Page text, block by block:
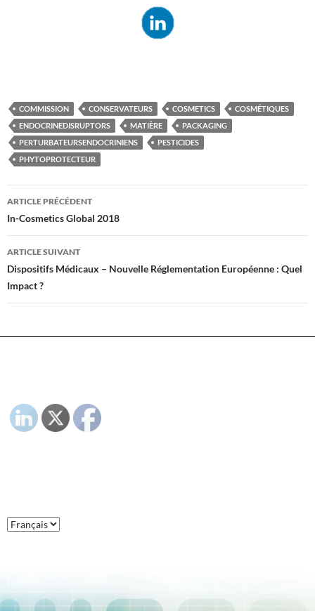
COMMISSION CONSERVATEURS COSMETICS
COSMÉTIQUES
ENDOCRINEDISRUPTORS
MATIÈRE
PACKAGING
PERTURBATEURSENDOCRINIENS
PESTICIDES
PHYTOPROTECTEUR
Navigation
des
articles
ARTICLE PRÉCÉDENT
In-Cosmetics Global 2018
ARTICLE SUIVANT
Dispositifs Médicaux – Nouvelle Réglementation Européenne : Quel
Impact ?
Langage
: